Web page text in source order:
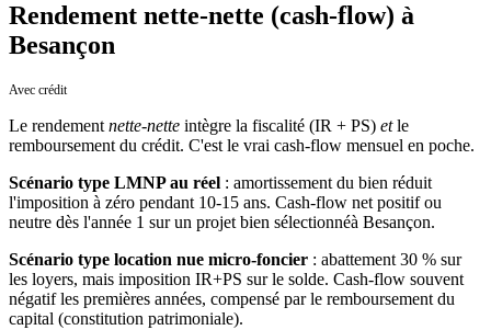
Rendement nette-nette (cash-flow) à
Besançon
Avec crédit
Le rendement nette-nette intègre la fiscalité (IR + PS) etle
remboursement du crédit. C'est le vrai cash-flow mensuel en poche.
Scénario type LMNP au réel : amortissement du bien réduit
l'imposition à zéro pendant 10-15 ans. Cash-flow net positif ou
neutre dès l'année 1 sur un projet bien sélectionnéà Besançon.
Scénario type location nue micro-foncier : abattement 30 % sur
les loyers, mais imposition IR+PS sur le solde. Cash-flow souvent
négatif les premières années, compensé par le remboursement du
capital (constitution patrimoniale).